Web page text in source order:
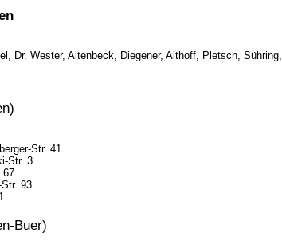
Dr. Wester, Altenbeck, Diegener, Althoff, Pletsch, Sühring,
Str. 41
Str. 3
67
93
Buer)